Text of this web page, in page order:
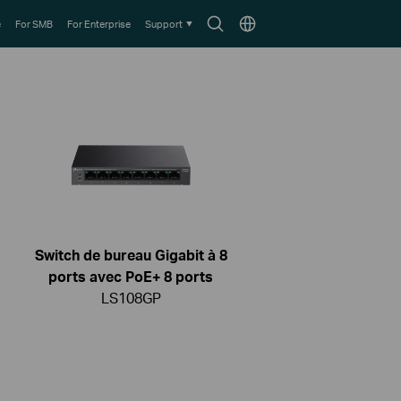
SearchChoose
For SMB For Enterprise Support
Switch de bureau Gigabit à 8
ports avec PoE+ 8 ports
LS108GP